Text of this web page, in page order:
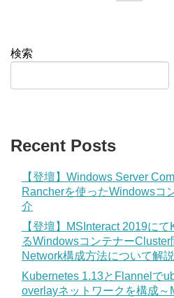
検索
Recent Posts
【登壇】Windows Server
Rancherを使ったWindowsコ
介
【登壇】MSInteract 2019に
るWindowsコンテナー
Network構成方法について解説
Kubernetes 1.13とFlannelで
overlayネットワークを構成～